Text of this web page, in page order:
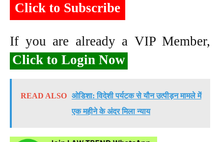
Click to Subscribe
If you are already a VIP Member,
Click to Login Now
READ ALSO ओडिशा: विदेशी पर्यटक से यौन उत्पीड़न मामले में
एक महीने के अंदर मिला न्याय